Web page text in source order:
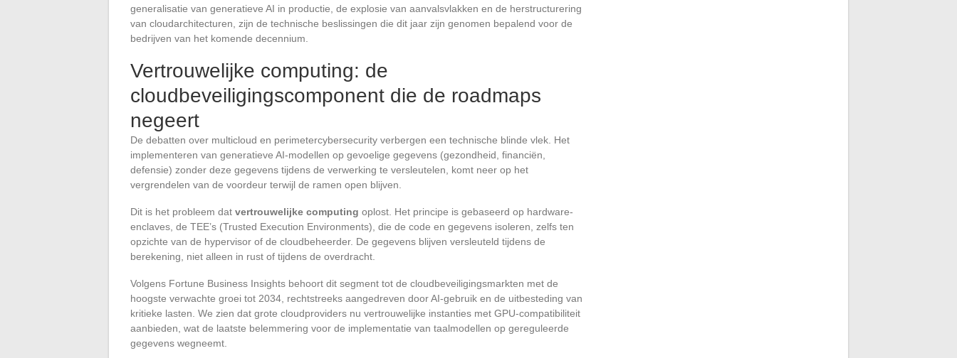
generalisatie van generatieve AI in productie, de explosie van aanvalsvlakken en de herstructurering
van cloudarchitecturen, zijn de technische beslissingen die dit jaar zijn genomen bepalend voor de
bedrijven van het komende decennium.
Vertrouwelijke computing: de
cloudbeveiligingscomponent die de roadmaps
negeert
De debatten over multicloud en perimetercybersecurity verbergen een technische blinde vlek. Het
implementeren van generatieve AI-modellen op gevoelige gegevens (gezondheid, financiën,
defensie) zonder deze gegevens tijdens de verwerking te versleutelen, komt neer op het
vergrendelen van de voordeur terwijl de ramen open blijven.
Dit is het probleem dat vertrouwelijke computing oplost. Het principe is gebaseerd op hardware-
enclaves, de TEE’s (Trusted Execution Environments), die de code en gegevens isoleren, zelfs ten
opzichte van de hypervisor of de cloudbeheerder. De gegevens blijven versleuteld tijdens de
berekening, niet alleen in rust of tijdens de overdracht.
Volgens Fortune Business Insights behoort dit segment tot de cloudbeveiligingsmarkten met de
hoogste verwachte groei tot 2034, rechtstreeks aangedreven door AI-gebruik en de uitbesteding van
kritieke lasten. We zien dat grote cloudproviders nu vertrouwelijke instanties met GPU-compatibiliteit
aanbieden, wat de laatste belemmering voor de implementatie van taalmodellen op gereguleerde
gegevens wegneemt.